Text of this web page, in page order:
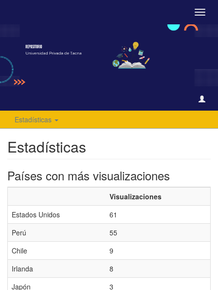
Estadísticas
Estadísticas
Países con más visualizaciones
Visualizaciones
Estados Unidos
61
Perú
55
Chile
9
Irlanda
8
Japón
3